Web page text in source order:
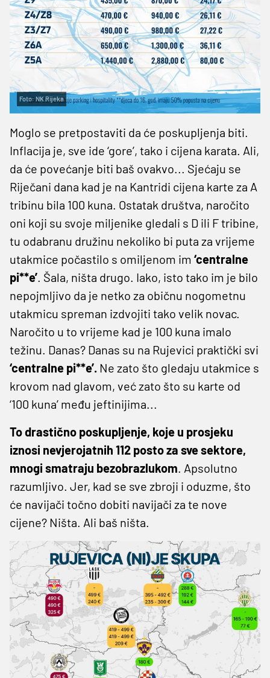
Foto: NK Rijeka
Moglo se pretpostaviti da će poskupljenja biti.
Inflacija je, sve ide ‘gore’, tako i cijena karata. Ali,
da će povećanje biti baš ovakvo... Sjećaju se
Riječani dana kad je na Kantridi cijena karte za A
tribinu bila 100 kuna. Ostatak društva, naročito
oni koji su svoje miljenike gledali s D ili F tribine,
tu odabranu družinu nekoliko bi puta za vrijeme
utakmice počastilo s omiljenom im ‘centralne
pi**e’. Šala, ništa drugo. Iako, isto tako im je bilo
nepojmljivo da je netko za običnu nogometnu
utakmicu spreman izdvojiti tako velik novac.
Naročito u to vrijeme kad je 100 kuna imalo
težinu. Danas? Danas su na Rujevici praktički svi
‘centralne pi**e’. Ne zato što gledaju utakmice s
krovom nad glavom, već zato što su karte od
‘100 kuna’ među jeftinijima...
To drastično poskupljenje, koje u prosjeku
iznosi nevjerojatnih 112 posto za sve sektore,
mnogi smatraju bezobrazlukom. Apsolutno
razumljivo. Jer, kad se sve zbroji i oduzme, što
će navijači točno dobiti navijači za te nove
cijene? Ništa. Ali baš ništa.